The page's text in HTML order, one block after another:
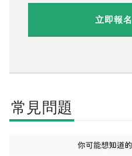
立即報名
常見問題